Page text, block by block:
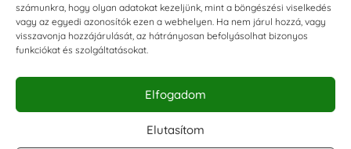
számunkra, hogy olyan adatokat kezeljünk, mint a böngészési viselkedés
vagy az egyedi azonosítók ezen a webhelyen. Ha nem járul hozzá, vagy
visszavonja hozzájárulását, az hátrányosan befolyásolhat bizonyos
funkciókat és szolgáltatásokat.
Elfogadom
Elutasítom
KAPCSOLAT
E-mail:shop@torokszilvi.com
Telefon: +36 30 6767872
KÖZÖSSÉGI